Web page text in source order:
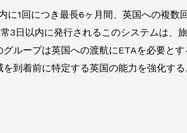
1回につき最長6ヶ月間、英国への複数
日以内に発行されるこのシステムは、
ループは英国への渡航にETAを必要とす
到着前に特定する英国の能力を強化す